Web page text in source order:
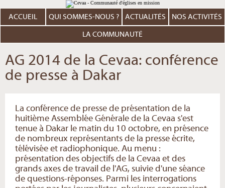
au
contenu.
Aller
personnels
ACCUEIL QUI SOMMES-NOUS ? ACTUALITÉS NOS ACTIVITÉS
LA COMMUNAUTÉ
AG 2014 de la Cevaa: conférence
de presse à Dakar
La conférence de presse de présentation de la
huitième Assemblée Générale de la Cevaa s'est
tenue à Dakar le matin du 10 octobre, en présence
de nombreux représentants de la presse écrite,
télévisée et radiophonique. Au menu :
présentation des objectifs de la Cevaa et des
grands axes de travail de l'AG, suivie d'une séance
de questions-réponses. Parmi les interrogations